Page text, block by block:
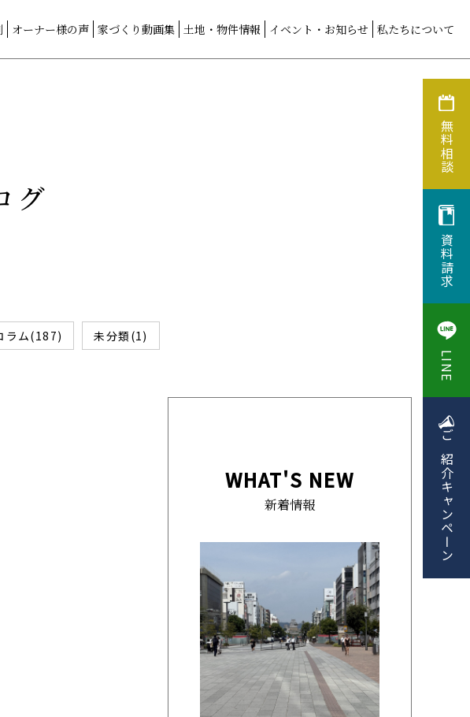
オーナー様の声 家づくり動画集 土地・物件情報 イベント・お知らせ 私たちについて
無料相談
資料請求
LINE
ご紹介
キャンペーン
グ
ラム(187) 未分類(1)
WHAT'S NEW
新着情報